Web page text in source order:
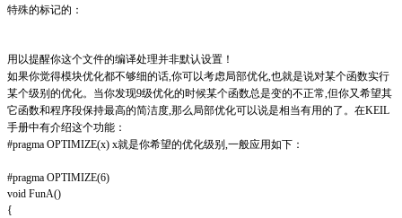
特殊的标记的：
用以提醒你这个文件的编译处理并非默认设置！
如果你觉得模块优化都不够细的话,你可以考虑局部优化,也就是说对某个函数实行
某个级别的优化。当你发现9级优化的时候某个函数总是变的不正常,但你又希望其
它函数和程序段保持最高的简洁度,那么局部优化可以说是相当有用的了。在KEIL
手册中有介绍这个功能：
#pragma OPTIMIZE(x) x就是你希望的优化级别,一般应用如下：
#pragma OPTIMIZE(6)
void FunA()
{